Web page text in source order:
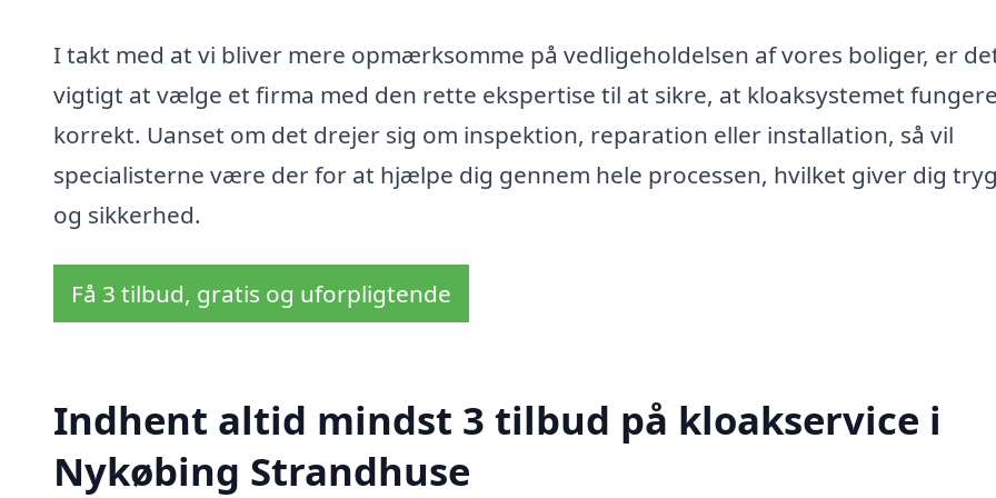
I takt med at vi bliver mere opmærksomme på vedligeholdelsen af vores boliger, er
vigtigt at vælge et firma med den rette ekspertise til at sikre, at kloaksystemet
korrekt. Uanset om det drejer sig om inspektion, reparation eller installation, så vil
specialisterne være der for at hjælpe dig gennem hele processen, hvilket giver dig
og sikkerhed.
Få 3 tilbud, gratis og uforpligtende
Indhent altid mindst 3 tilbud på kloakservice i
Nykøbing Strandhuse